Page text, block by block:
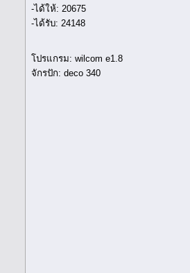
-ได้ให้: 20675
-ได้รับ: 24148
โปรแกรม: wilcom e1.8
จักรปัก: deco 340